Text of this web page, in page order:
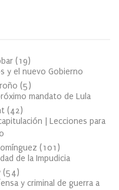
(19)
y el nuevo Gobierno
(5)
mandato de Lula
(42)
| Lecciones para
(101 )
de la Impudicia
(54)
y criminal de guerra a